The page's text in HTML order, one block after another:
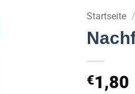
Startseite /
€1,80